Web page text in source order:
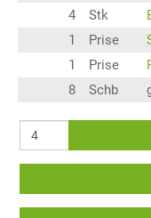
4
Stk
1
Prise
1
Prise
8
Schb